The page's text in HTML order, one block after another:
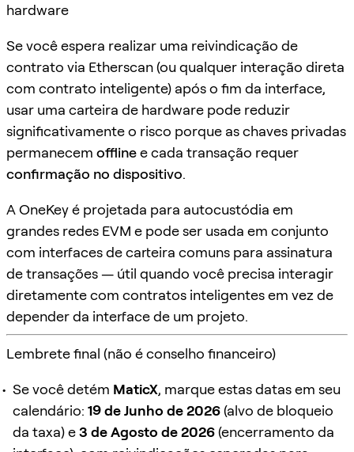
hardware
Se você espera realizar uma reivindicação de
contrato via Etherscan (ou qualquer interação direta
com contrato inteligente) após o fim da interface,
usar uma carteira de hardware pode reduzir
significativamente o risco porque as chaves privadas
permanecem offlinee cada transação requer
confirmação no dispositivo.
A OneKey é projetada para autocustódia em
grandes redes EVM e pode ser usada em conjunto
com interfaces de carteira comuns para assinatura
de transações — útil quando você precisa interagir
diretamente com contratos inteligentes em vez de
depender da interface de um projeto.
Lembrete final (não é conselho financeiro)
Se você detém MaticX, marque estas datas em seu
calendário: 19 de Junho de 2026(alvo de bloqueio
da taxa) e3 de Agosto de 2026(encerramento da